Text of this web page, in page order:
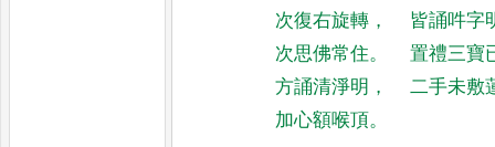
次復右旋轉 ，
皆誦吽字
次思佛常住。
置禮三寶
方誦清淨明 ，
二手未敷
加心額喉頂。